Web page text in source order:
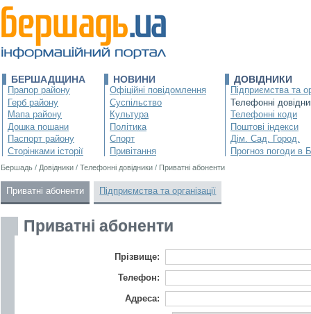
БЕРШАДЩИНА
Прапор району
Герб району
Мапа району
Дошка пошани
Паспорт району
Сторінками історії
НОВИНИ
Офіційні повідомлення
Суспільство
Культура
Політика
Спорт
Привітання
ДОВІДНИКИ
Підприємства та
Телефонні
Телефонні коди
Поштові індекси
Дім. Сад. Город.
Прогноз погоди в
Бершадь / Довідники / Телефонні довідники / Приватні абоненти
Приватні абоненти Підприємства та організації
Приватні абоненти
Прізвище:
Телефон:
Адреса: